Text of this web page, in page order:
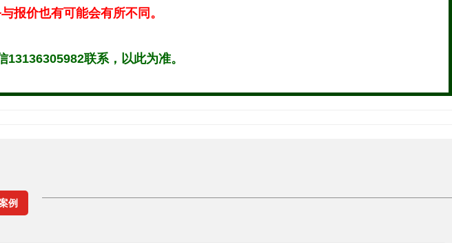
报价也有可能会有所不同。
联系，以此为准。
例